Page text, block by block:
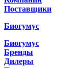
Поставщики
Биогумус
Биогумус
Бренды
Дилеры